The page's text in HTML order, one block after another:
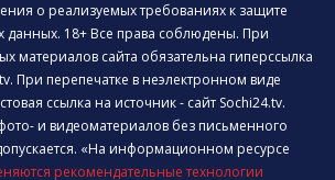
о реализуемых требованиях к защите
данных. 18+ Все права соблюдены. При
материалов сайта обязательна гиперссылка
При перепечатке в неэлектронном виде
ссылка на источник - сайт Sochi24.tv.
и видеоматериалов без письменного
«На информационном ресурсе
рекомендательные технологии